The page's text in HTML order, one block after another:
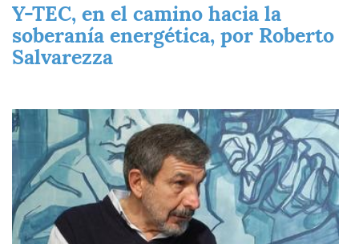
Y-TEC, en el camino hacia la
soberanía energética, por Roberto
Salvarezza
Imagen